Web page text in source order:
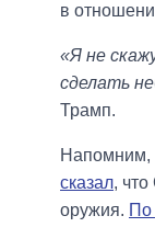
в
«Я не
сделать
Трамп.
Напомним,
сказал,
оружия.